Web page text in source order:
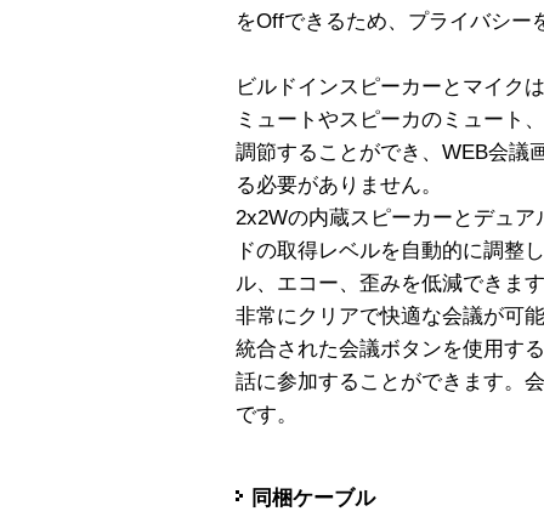
をOffできるため、プライバシー
ビルドインスピーカーとマイク
ミュートやスピーカのミュート
調節することができ、WEB会議
る必要がありません。
2x2Wの内蔵スピーカーとデュ
ドの取得レベルを自動的に調整
ル、エコー、歪みを低減できま
非常にクリアで快適な会議が可
統合された会議ボタンを使用す
話に参加することができます。
です。
同梱ケーブル